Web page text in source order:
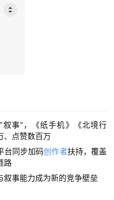
叙事”，《纸手机》《北境行
、点赞数百万
台同步加码创作者扶持，覆盖
路
叙事能力成为新的竞争壁垒